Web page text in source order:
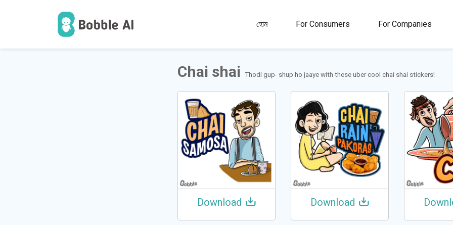
হোম For Consumers For Companies
4.5
রেটিং
1M+
স্টিকার এবং জিআইএফ
Chai shai Thodi gup- shup ho jaaye with these uber cool chai shai stickers!
Download Download